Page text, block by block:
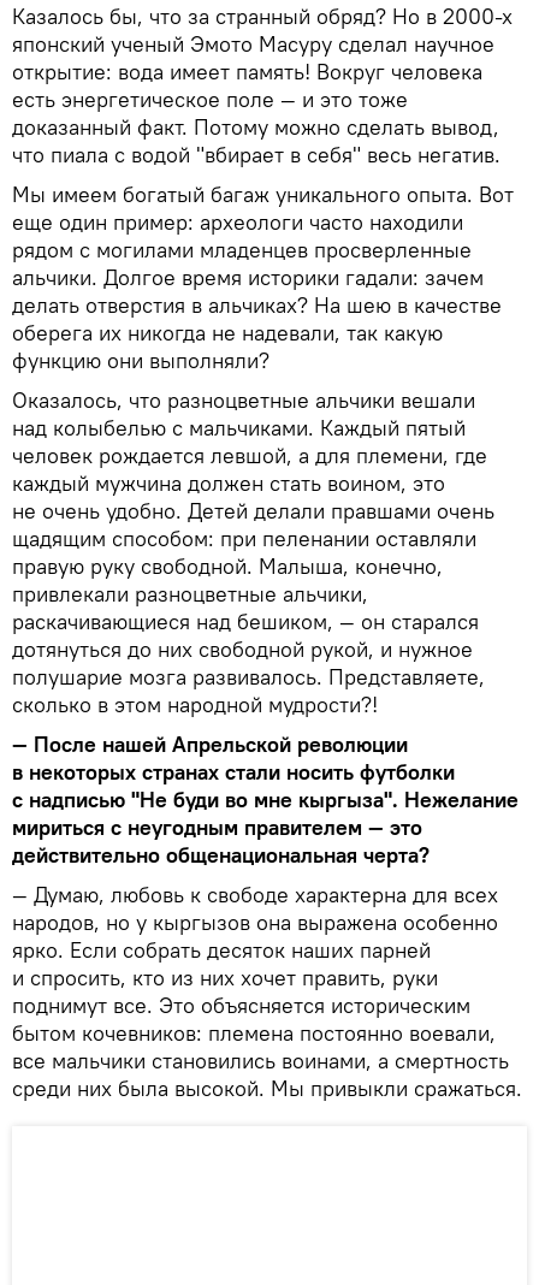
Казалось бы, что за странный обряд? Но в 2000-х
японский ученый Эмото Масуру сделал научное
открытие: вода имеет память! Вокруг человека
есть энергетическое поле — и это тоже
доказанный факт. Потому можно сделать вывод,
что пиала с водой "вбирает в себя" весь негатив.
Мы имеем богатый багаж уникального опыта. Вот
еще один пример: археологи часто находили
рядом с могилами младенцев просверленные
альчики. Долгое время историки гадали: зачем
делать отверстия в альчиках? На шею в качестве
оберега их никогда не надевали, так какую
функцию они выполняли?
Оказалось, что разноцветные альчики вешали
над колыбелью с мальчиками. Каждый пятый
человек рождается левшой, а для племени, где
каждый мужчина должен стать воином, это
не очень удобно. Детей делали правшами очень
щадящим способом: при пеленании оставляли
правую руку свободной. Малыша, конечно,
привлекали разноцветные альчики,
раскачивающиеся над бешиком, — он старался
дотянуться до них свободной рукой, и нужное
полушарие мозга развивалось. Представляете,
сколько в этом народной мудрости?!
— После нашей Апрельской революции
в некоторых странах стали носить футболки
с надписью "Не буди во мне кыргыза". Нежелание
мириться с неугодным правителем — это
действительно общенациональная черта?
— Думаю, любовь к свободе характерна для всех
народов, но у кыргызов она выражена особенно
ярко. Если собрать десяток наших парней
и спросить, кто из них хочет править, руки
поднимут все. Это объясняется историческим
бытом кочевников: племена постоянно воевали,
все мальчики становились воинами, а смертность
среди них была высокой. Мы привыкли сражаться.